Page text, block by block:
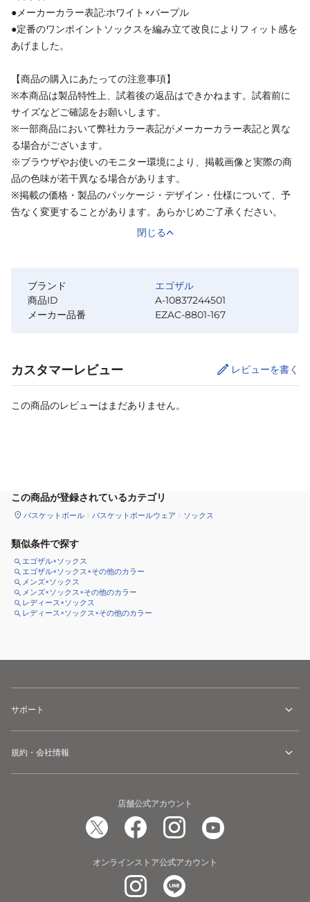
●メーカーカラー表記:ホワイト×パープル
●定番のワンポイントソックスを編み立て改良によりフィット感を
あげました。
【商品の購入にあたっての注意事項】
※本商品は製品特性上、試着後の返品はできかねます。試着前に
サイズなどご確認をお願いします。
※一部商品において弊社カラー表記がメーカーカラー表記と異な
る場合がございます。
※ブラウザやお使いのモニター環境により、掲載画像と実際の商
品の色味が若干異なる場合があります。
※掲載の価格・製品のパッケージ・デザイン・仕様について、予
告なく変更することがあります。あらかじめご了承ください。
閉じる
ブランド
エゴザル
商品ID
A-10837244501
メーカー品番
EZAC-8801-167
カスタマーレビュー レビューを書く
この商品のレビューはまだありません。
この商品が登録されているカテゴリ
バスケットボール バスケットボールウェア ソックス
類似条件で探す
エゴザル×ソックス
エゴザル×ソックス×その他のカラー
メンズ×ソックス
メンズ×ソックス×その他のカラー
レディース×ソックス
レディース×ソックス×その他のカラー
サポート
規約・会社情報
店舗公式アカウント
オンラインストア公式アカウント